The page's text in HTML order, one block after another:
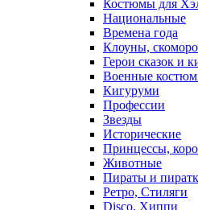
Костюмы для
Национальные
Времена года
Клоуны,
Герои сказок и
Военные
Кигуруми
Профессии
Звезды
Исторические
Принцессы,
Животные
Пираты и
Ретро, Стиляги
Disco, Хиппи